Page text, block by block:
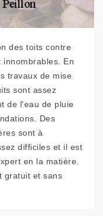
des toits contre
En
travaux de mise
sont assez
de l'eau de pluie
Des
sont à
difficiles et il est
en la matière.
gratuit et sans